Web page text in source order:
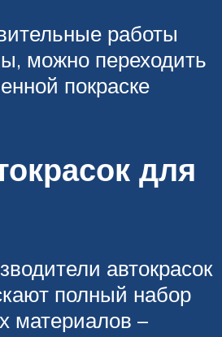
работы
можно переходить
покраске
для
автокрасок
полный набор
материалов –